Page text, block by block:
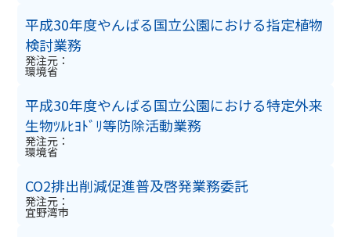
平成30年度やんばる国立公園における指定植物
検討業務
発注元：
環境省
平成30年度やんばる国立公園における特定外来
生物ﾂﾙﾋﾖﾄﾞﾘ等防除活動業務
発注元：
環境省
CO2排出削減促進普及啓発業務委託
発注元：
宜野湾市